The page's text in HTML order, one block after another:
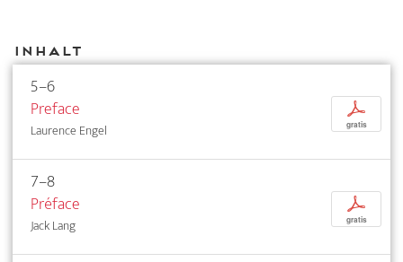
Inhalt
5–6
Preface
Laurence Engel
p
gratis
7–8
Préface
Jack Lang
p
gratis